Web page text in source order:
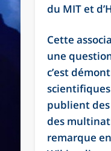
du MIT et
Cette
une
c’est
publient
des
remarque